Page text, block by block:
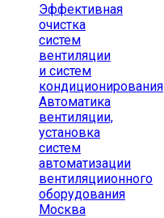
Эффективная
очистка
систем
вентиляции
и систем
кондиционирования
Автоматика
вентиляции,
установка
систем
автоматизации
вентиляциионного
оборудования
Москва